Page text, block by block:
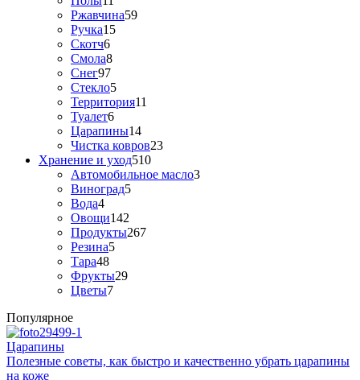
Ржавчина59
Ручка15
Скотч6
Смола8
Снег97
Стекло5
Территория11
Туалет6
Царапины14
Чистка ковров23
Хранение и уход510
Автомобильное масло3
Виноград5
Вода4
Овощи142
Продукты267
Резина5
Тара48
Фрукты29
Цветы7
Популярное
Царапины
Полезные советы, как быстро и качественно убрать царапины
на коже